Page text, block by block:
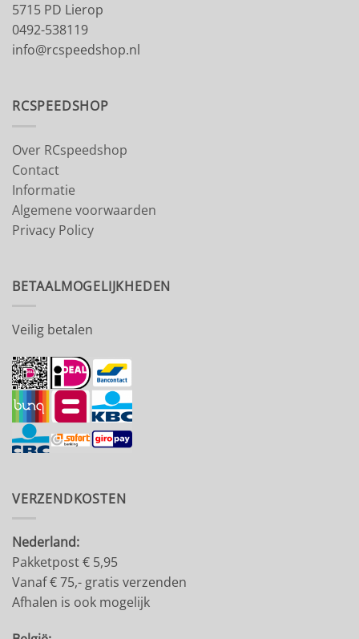
5715 PD Lierop
0492-538119
info@rcspeedshop.nl
RCSPEEDSHOP
Over RCspeedshop
Contact
Informatie
Algemene voorwaarden
Privacy Policy
BETAALMOGELIJKHEDEN
Veilig betalen
VERZENDKOSTEN
Nederland:
Pakketpost € 5,95
Vanaf € 75,- gratis verzenden
Afhalen is ook mogelijk